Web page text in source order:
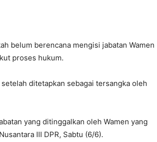
belum berencana mengisi jabatan Wamen
proses hukum.
ditetapkan sebagai tersangka oleh
yang ditinggalkan oleh Wamen yang
III DPR, Sabtu (6/6).